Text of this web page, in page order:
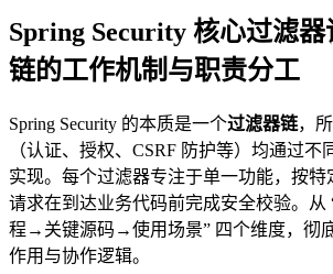
Spring Security 核心过滤
链的工作机制与职责分工
Spring Security 的本质是一个过滤器链，
（认证、授权、CSRF 防护等）均通过不
实现。每个过滤器专注于单一功能，按
请求在到达业务代码前完成安全校验。
程→关键源码→使用场景” 四个维度，彻
作用与协作逻辑。